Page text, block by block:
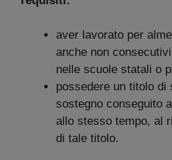
aver lavorato per
anche non
nelle scuole statali o
possedere un titolo di
sostegno conseguito
allo stesso tempo, al
di tale titolo.